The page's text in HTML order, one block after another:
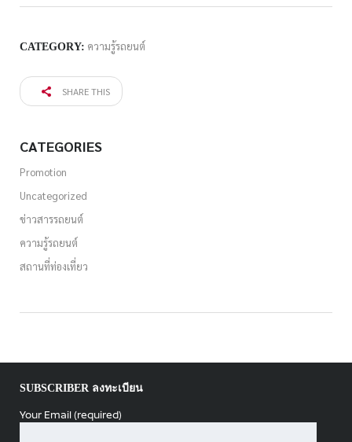
CATEGORY: ความรู้รถยนต์
SHARE THIS
CATEGORIES
Promotion
Uncategorized
ข่าวสารรถยนต์
ความรู้รถยนต์
สถานที่ท่องเที่ยว
SUBSCRIBER ลงทะเบียน
Your Email (required)